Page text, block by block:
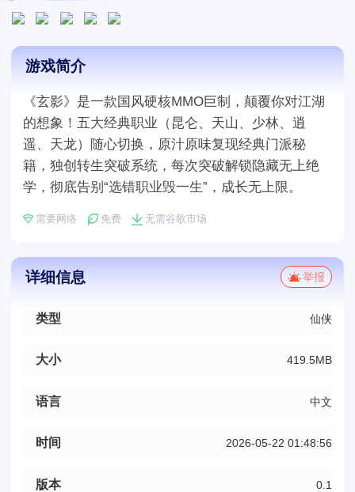
游戏简介
《玄影》是一款国风硬核MMO巨制，颠覆你对江湖
的想象！五大经典职业（昆仑、天山、少林、逍
遥、天龙）随心切换，原汁原味复现经典门派秘
籍，独创转生突破系统，每次突破解锁隐藏无上绝
学，彻底告别“选错职业毁一生”，成长无上限。
需要网络 免费 无需谷歌市场
详细信息 举报
类型 仙侠
大小 419.5MB
语言 中文
时间 2026-05-22 01:48:56
版本 0.1